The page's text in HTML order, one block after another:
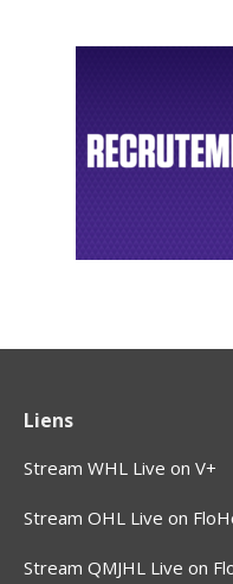
Liens
Stream WHL Live on V+
Stream OHL Live on
Stream QMJHL Live on